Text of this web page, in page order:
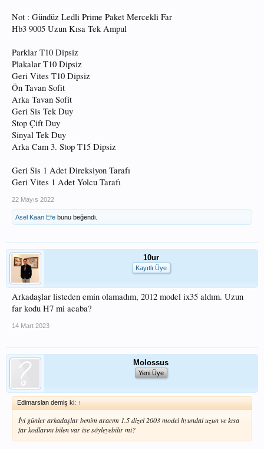
Not : Gündüz Ledli Prime Paket Mercekli Far
Hb3 9005 Uzun Kısa Tek Ampul
Parklar T10 Dipsiz
Plakalar T10 Dipsiz
Geri Vites T10 Dipsiz
Ön Tavan Sofit
Arka Tavan Sofit
Geri Sis Tek Duy
Stop Çift Duy
Sinyal Tek Duy
Arka Cam 3. Stop T15 Dipsiz
Geri Sis 1 Adet Direksiyon Tarafı
Geri Vites 1 Adet Yolcu Tarafı
22 Mayıs 2022
Asel Kaan Efe bunu beğendi.
10ur
Kayıtlı Üye
Arkadaşlar listeden emin olamadım, 2012 model ix35 aldım. Uzun
far kodu H7 mi acaba?
14 Mart 2023
Molossus
Yeni Üye
Edimarslan demiş ki: ↑
İyi günler arkadaşlar benim aracım 1.5 dizel 2003 model hyundai uzun ve kısa
far kodlarını bilen var ise söyleyebilir mi?